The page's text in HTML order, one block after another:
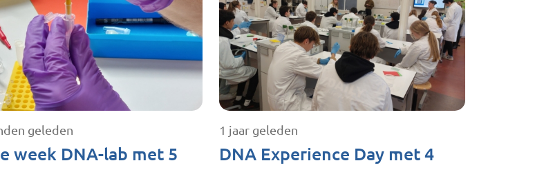
geleden
week DNA-lab met 5
1 jaar geleden
DNA Experience Day met 4